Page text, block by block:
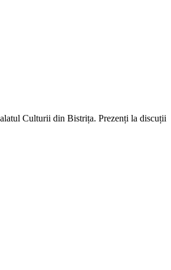
Culturii din Bistrița. Prezenți la discuții